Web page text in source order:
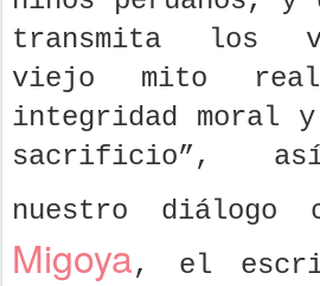
transmita los
viejo mito
integridad moral
sacrificio”, así
nuestro diálogo
Migoya, el